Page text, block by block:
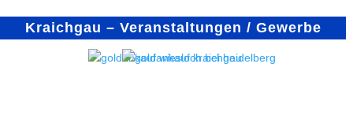
Kraichgau – Veranstaltungen / Gewerbe